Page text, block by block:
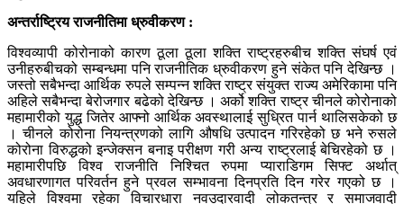
अन्तर्राष्ट्रिय राजनीतिमा ध्रुवीकरण :
विश्वव्यापी कोरोनाको कारण ठूला ठूला शक्ति राष्ट्रहरुबीच शक्ति संघर्ष एवं
उनीहरुबीचको सम्बन्धमा पनि राजनीतिक ध्रुवीकरण हुने संकेत पनि देखिन्छ ।
जस्तो सबैभन्दा आर्थिक रुपले सम्पन्न शक्ति राष्ट्र संयुक्त राज्य अमेरिकामा पनि
अहिले सबैभन्दा बेरोजगार बढेको देखिन्छ । अर्को शक्ति राष्ट्र चीनले कोरोनाको
महामारीको युद्ध जितेर आफ्नो आर्थिक अवस्थालाई सुध्रित पार्न थालिसकेको छ
। चीनले कोरोना नियन्त्रणको लागि औषधि उत्पादन गरिरहेको छ भने रुसले
कोरोना विरुद्धको इन्जेक्सन बनाइ परीक्षण गरी अन्य राष्ट्रलाई बेचिरहेको छ ।
महामारीपछि विश्व राजनीति निश्चित रुपमा प्याराडिगम सिफ्ट अर्थात्
अवधारणागत परिवर्तन हुने प्रवल सम्भावना दिनप्रति दिन गरेर गएको छ ।
यहिले विश्वमा रहेका विचारधारा नवउदारवादी लोकतन्त्र र समाजवादी